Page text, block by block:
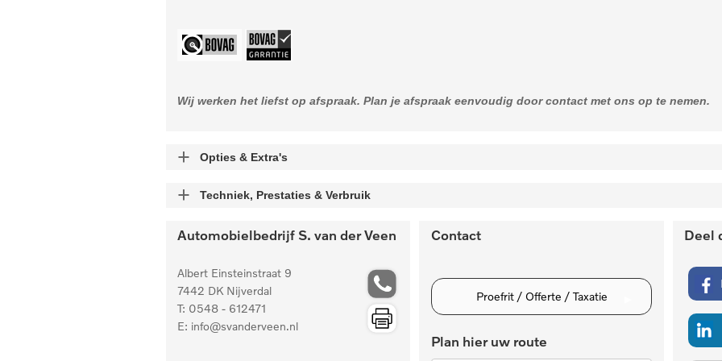
Wij werken het liefst op afspraak. Plan je afspraak eenvoudig door contact met ons op te nemen.
Opties & Extra's
Grootlichtassistent
Parkeer pakket
Parkeer assistent
Dakrails
Elektronische systemen
ABS
Onderstel
Techniek, Prestaties & Verbruik
3 1477 cc 120 kW /
Acceleratietijd 0-100
9.60 sec 0.00 sec
Topsnelheid
200 Km/u
Boring X Slag
0.00 mm
Max koppel
Automobielbedrijf S. van der Veen
Albert Einsteinstraat 9
7442 DK Nijverdal
T: 0548 - 612471
E: info@svanderveen.nl
Contact
Proefrit / Offerte / Taxatie
Plan hier uw route
Deel